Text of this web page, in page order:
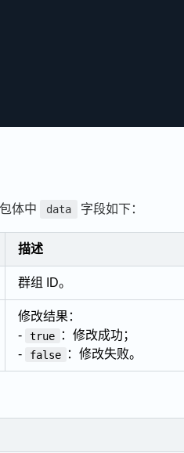
体中 data 字段如下：
描述
群组 ID。
修改结果：
-
true
：修改成功；
-
false ：修改失败。